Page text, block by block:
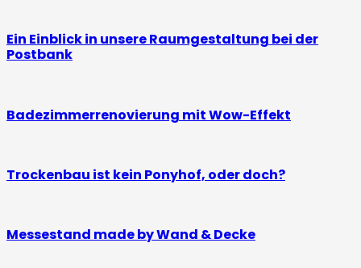
Ein Einblick in unsere Raumgestaltung bei der
Postbank
Badezimmerrenovierung mit Wow-Effekt
Trockenbau ist kein Ponyhof, oder doch?
Messestand made by Wand & Decke